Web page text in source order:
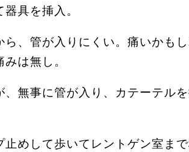
具を挿入。
、管が入りにくい。痛いかもし
は無し。
無事に管が入り、カテーテルを
めして歩いてレントゲン室まで